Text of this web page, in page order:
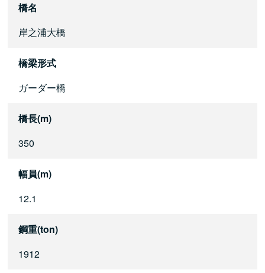
橋名
岸之浦大橋
橋梁形式
ガーダー橋
橋長(m)
350
幅員(m)
12.1
鋼重(ton)
1912